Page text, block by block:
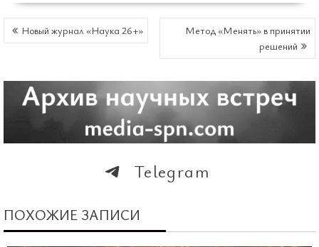
НАВИГАЦИЯ
ПО
Новый журнал «Наука 26+»
Метод «Менять» в принятии
решений
Telegram
ПОХОЖИЕ ЗАПИСИ